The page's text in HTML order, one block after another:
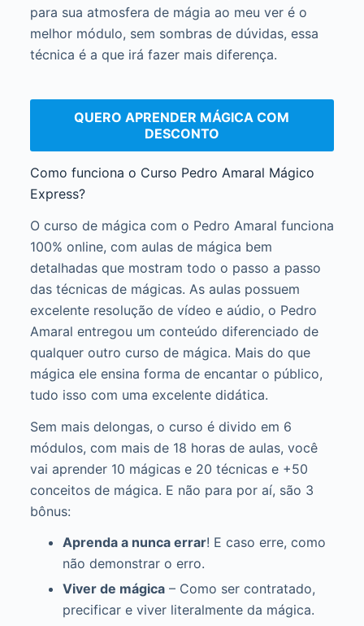
para sua atmosfera de mágia ao meu ver é o
melhor módulo, sem sombras de dúvidas, essa
técnica é a que irá fazer mais diferença.
QUERO APRENDER MÁGICA COM
DESCONTO
Como funciona o Curso Pedro Amaral Mágico
Express?
O curso de mágica com o Pedro Amaral funciona
100% online, com aulas de mágica bem
detalhadas que mostram todo o passo a passo
das técnicas de mágicas. As aulas possuem
excelente resolução de vídeo e aúdio, o Pedro
Amaral entregou um conteúdo diferenciado de
qualquer outro curso de mágica. Mais do que
mágica ele ensina forma de encantar o público,
tudo isso com uma excelente didática.
Sem mais delongas, o curso é divido em 6
módulos, com mais de 18 horas de aulas, você
vai aprender 10 mágicas e 20 técnicas e +50
conceitos de mágica. E não para por aí, são 3
bônus:
Aprenda a nunca errar! E caso erre, como
não demonstrar o erro.
Viver de mágica– Como ser contratado,
precificar e viver literalmente da mágica.